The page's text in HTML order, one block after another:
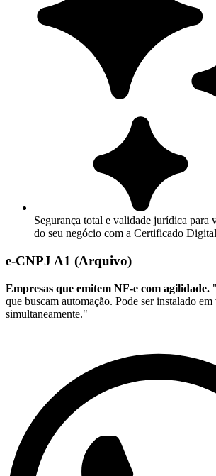
Segurança total e validade jurídica para
do seu negócio com a Certificado
e-CNPJ A1 (Arquivo)
Empresas que emitem NF-e com agilidade.
que buscam automação. Pode ser instalado
simultaneamente."